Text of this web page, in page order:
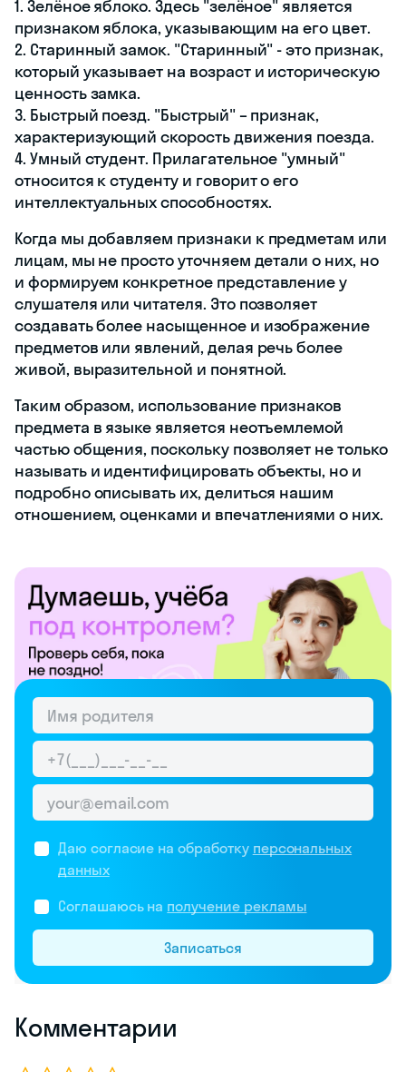
1. Зелёное яблоко. Здесь "зелёное" является
признаком яблока, указывающим на его цвет.
2. Старинный замок. "Старинный" - это признак,
который указывает на возраст и историческую
ценность замка.
3. Быстрый поезд. "Быстрый" – признак,
характеризующий скорость движения поезда.
4. Умный студент. Прилагательное "умный"
относится к студенту и говорит о его
интеллектуальных способностях.
Когда мы добавляем признаки к предметам или
лицам, мы не просто уточняем детали о них, но
и формируем конкретное представление у
слушателя или читателя. Это позволяет
создавать более насыщенное и изображение
предметов или явлений, делая речь более
живой, выразительной и понятной.
Таким образом, использование признаков
предмета в языке является неотъемлемой
частью общения, поскольку позволяет не только
называть и идентифицировать объекты, но и
подробно описывать их, делиться нашим
отношением, оценками и впечатлениями о них.
Даю согласие на обработку персональных
данных
Соглашаюсь на получение рекламы
Записаться
Комментарии